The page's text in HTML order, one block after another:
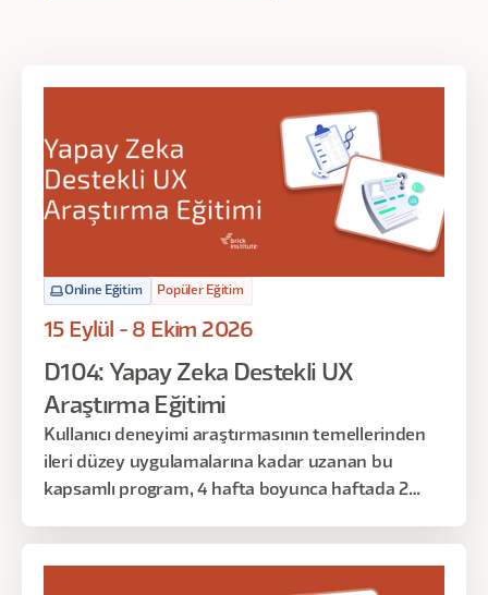
Online Eğitim Popüler Eğitim
15 Eylül - 8 Ekim 2026
D104: Yapay Zeka Destekli UX
Araştırma Eğitimi
Kullanıcı deneyimi araştırmasının temellerinden
ileri düzey uygulamalarına kadar uzanan bu
kapsamlı program, 4 hafta boyunca haftada 2
Araştırma sürecinin her aşamasını planlama,